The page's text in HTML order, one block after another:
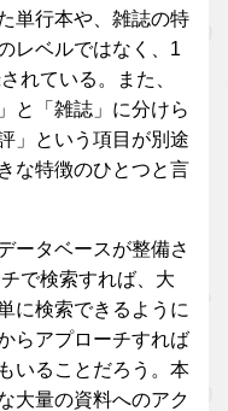
単行本や、雑誌の特
レベルではなく、1
れている。また、
と「雑誌」に分けら
」という項目が別途
な特徴のひとつと言
ータベースが整備さ
で検索すれば、大
に検索できるように
らアプローチすれば
いることだろう。本
大量の資料へのアク